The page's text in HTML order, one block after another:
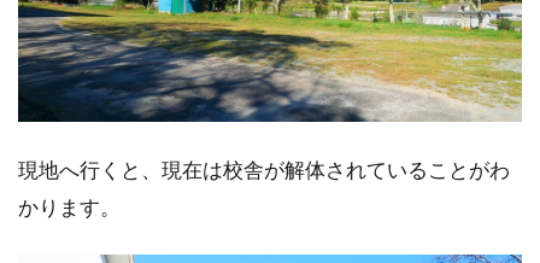
現地へ行くと、現在は校舎が解体されていることがわ
かります。